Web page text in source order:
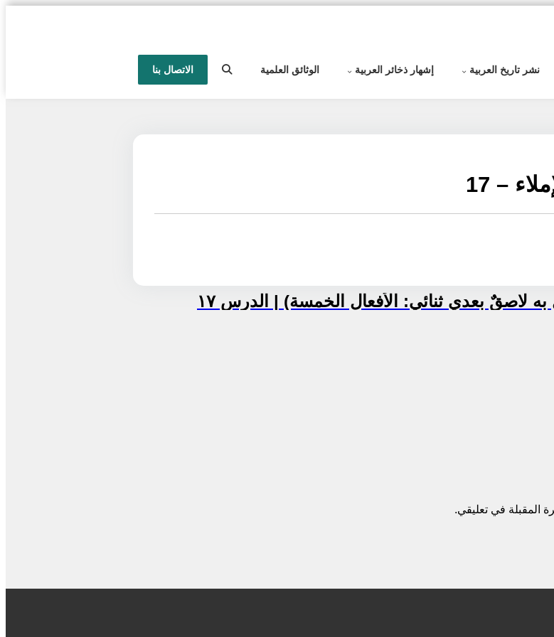
نشر تاريخ العربية إشهار ذخائر العربية الوثائق العلمية الاتصال بنا
– 17
لاصقٌ بعدي ثنائي: الأفعال الخمسة) | الدرس ١٧
المقبلة في تعليقي.